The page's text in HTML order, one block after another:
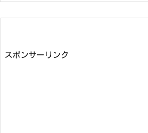
スポンサーリンク